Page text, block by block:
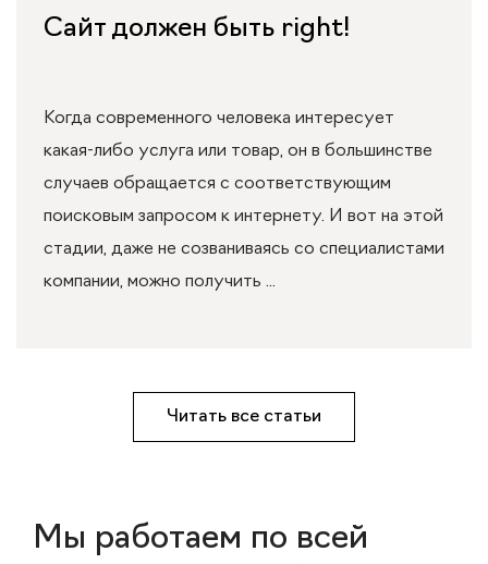
Сайт должен быть right!
Когда современного человека интересует
какая-либо услуга или товар, он в большинстве
случаев обращается с соответствующим
поисковым запросом к интернету. И вот на этой
стадии, даже не созваниваясь со специалистами
компании, можно получить ...
Читать все статьи
Мы работаем по всей